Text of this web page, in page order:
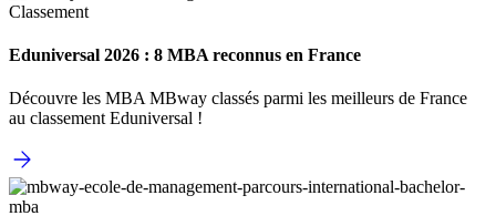
Classement
Eduniversal 2026 : 8 MBA reconnus en France
Découvre les MBA MBway classés parmi les meilleurs de France
au classement Eduniversal !